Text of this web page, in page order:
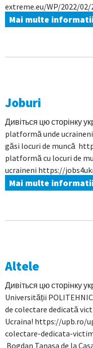
extreme.eu/WP/2022/02/
Mai multe
Joburi
Дивіться цю сторінку
platformă unde
găsi locuri de muncă
platformă cu locuri de
ucraineni https://
Mai multe
Altele
Дивіться цю сторінку
Universității
de colectare dedicată
Ucraina! https://upb.ro/
colectare-dedicata-
Bogdan Tanasa de la